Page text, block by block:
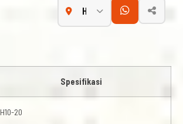
Spesifikasi
H10-20